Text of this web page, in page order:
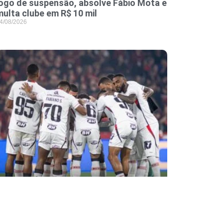
de suspensão, absolve Fábio Mota e
clube em R$ 10 mil
08/2026